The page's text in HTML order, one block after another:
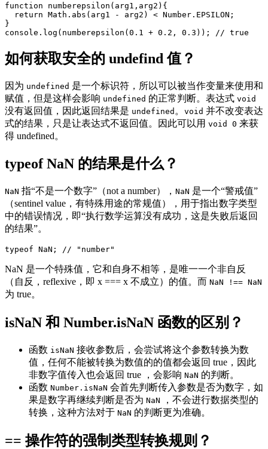
function numberepsilon(arg1,arg2){
return Math.abs(arg1 - arg2) <
}
如何获取安全的 undefind 值？
因为 undefined 是一个标识符，所以可以被当作变量来使用和
赋值，但是这样会影响 undefined 的正常判断。表达式 void
没有返回值，因此返回结果是 undefined 。 void 并不改变表达
式的结果，只是让表达式不返回值。因此可以用 void 0 来获
得 undefined。
typeof NaN 的结果是什么？
NaN 指“不是一个数字”（not a number）， NaN 是一个“警戒值”
（sentinel value，有特殊用途的常规值），用于指出数字类型
中的错误情况，即“执行数学运算没有成功，这是失败后返回
的结果”。
NaN 是一个特殊值，它和自身不相等，是唯一一个非自反
（自反，reflexive，即 x === x 不成立）的值。而 NaN !== NaN
为 true。
isNaN 和 Number.isNaN 函数的区别？
函数 isNaN 接收参数后，会尝试将这个参数转换为数
值，任何不能被转换为数值的的值都会返回 true，因此
非数字值传入也会返回 true ，会影响 NaN 的判断。
函数 Number.isNaN 会首先判断传入参数是否为数字，如
果是数字再继续判断是否为 NaN
，不会进行数据类型的
转换，这种方法对于 NaN 的判断更为准确。
== 操作符的强制类型转换规则？